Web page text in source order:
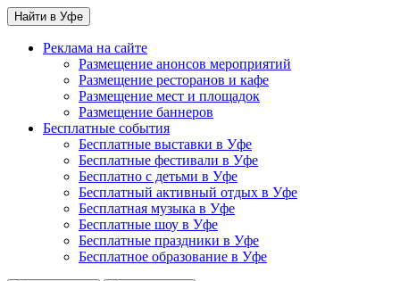
Найти в Уфе
Реклама на сайте
Размещение анонсов мероприятий
Размещение ресторанов и кафе
Размещение мест и площадок
Размещение баннеров
Бесплатные события
Бесплатные выставки в Уфе
Бесплатные фестивали в Уфе
Бесплатно с детьми в Уфе
Бесплатный активный отдых в Уфе
Бесплатная музыка в Уфе
Бесплатные шоу в Уфе
Бесплатные праздники в Уфе
Бесплатное образование в Уфе